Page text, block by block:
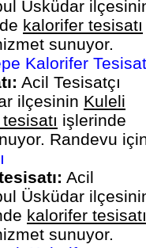
Üsküdar
kalorifer tesisatı
sunuyor.
Kalorifer
Acil Tesisatçı
ilçesinin Kuleli
işlerinde
Randevu
Acil
Üsküdar
kalorifer tesisatı
sunuyor.